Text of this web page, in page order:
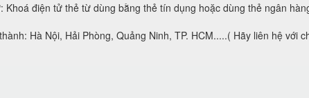
điện tử thẻ từ dùng bằng thẻ tín dụng hoặc dùng thẻ ngân
Hà Nội, Hải Phòng, Quảng Ninh, TP. HCM.....( Hãy liên hệ với